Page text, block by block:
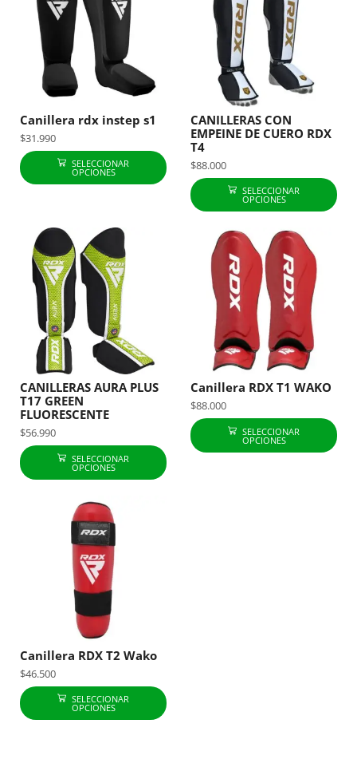
Canillera rdx instep s1
$31.990
SELECCIONAR
OPCIONES
CANILLERAS CON
EMPEINE DE CUERO RDX
T4
$88.000
SELECCIONAR
OPCIONES
CANILLERAS AURA PLUS
T17 GREEN
FLUORESCENTE
$56.990
SELECCIONAR
OPCIONES
Canillera RDX T1 WAKO
$88.000
SELECCIONAR
OPCIONES
Canillera RDX T2 Wako
$46.500
SELECCIONAR
OPCIONES